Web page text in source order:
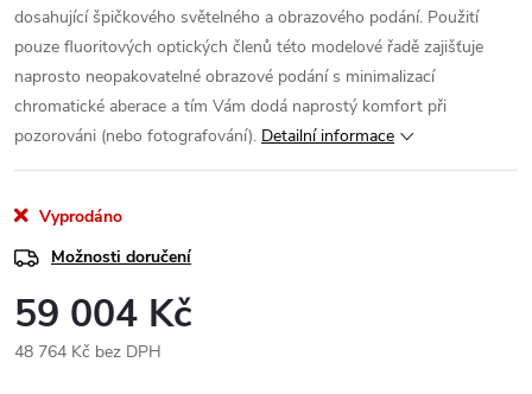
dosahující špičkového světelného a obrazového podání. Použití
pouze fluoritových optických členů této modelové řadě zajišťuje
naprosto neopakovatelné obrazové podání s minimalizací
chromatické aberace a tím Vám dodá naprostý komfort při
pozorováni (nebo fotografování). Detailní informace
Vyprodáno
Možnosti doručení
59 004 Kč
48 764 Kč bez DPH